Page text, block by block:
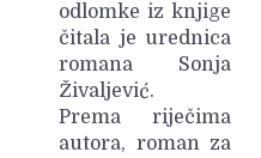
odlomke iz knjige
čitala je urednica
romana Sonja
Živaljević.
Prema riječima
autora, roman za